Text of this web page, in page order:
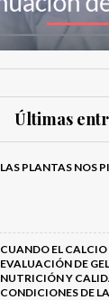
Últimas
LAS PLANTAS NOS
CUANDO EL
EVALUACIÓN DE
NUTRICIÓN Y
CONDICIONES DE